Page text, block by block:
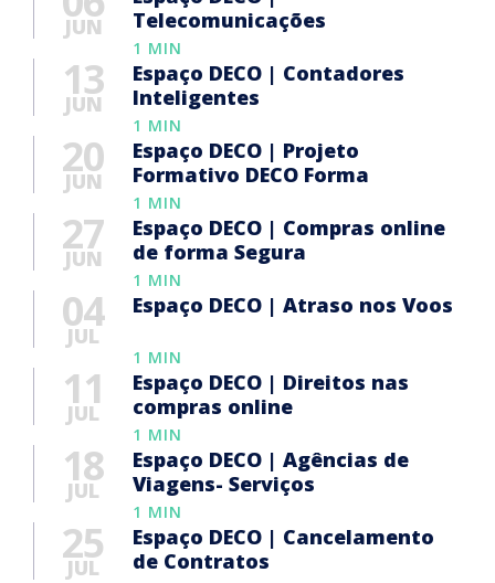
JUN
Telecomunicações
1 MIN
13
JUN
Espaço DECO | Contadores
Inteligentes
1 MIN
20
JUN
Espaço DECO | Projeto
Formativo DECO Forma
1 MIN
27
JUN
Espaço DECO | Compras online
de forma Segura
1 MIN
04
JUL
Espaço DECO | Atraso nos Voos
1 MIN
11
JUL
Espaço DECO | Direitos nas
compras online
1 MIN
18
JUL
Espaço DECO | Agências de
Viagens- Serviços
1 MIN
25
JUL
Espaço DECO | Cancelamento
de Contratos